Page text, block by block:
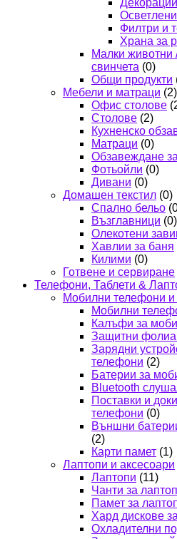
Филтри и
Храна за
Малки животни
свинчета (0)
Общи продукти
Мебели и матраци (2)
Офис столове
Столове (2)
Кухненско
Матраци (0)
Обзавеждане
Фотьойли (0)
Дивани (0)
Домашен текстил (0)
Спално бельо
Възглавници (0)
Олекотени
Хавлии за баня
Килими (0)
Готвене и сервиране
Телефони, Таблети &
Мобилни телефони и
Мобилни
Калъфи за
Защитни фолиа
Зарядни
телефони (2)
Батерии за
Bluetooth
Поставки и
телефони (0)
Външни
(2)
Карти памет (1)
Лаптопи и аксесоари
Лаптопи (11)
Чанти за
Памет за
Хард дискове
Охладителни